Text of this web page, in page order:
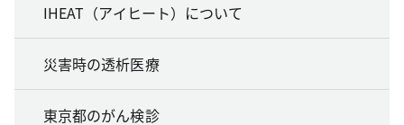
IHEAT（アイヒート）について
災害時の透析医療
東京都のがん検診